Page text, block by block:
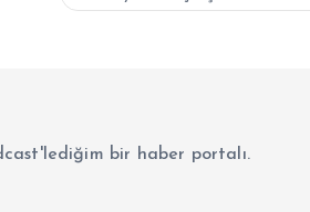
bir haber portalı.